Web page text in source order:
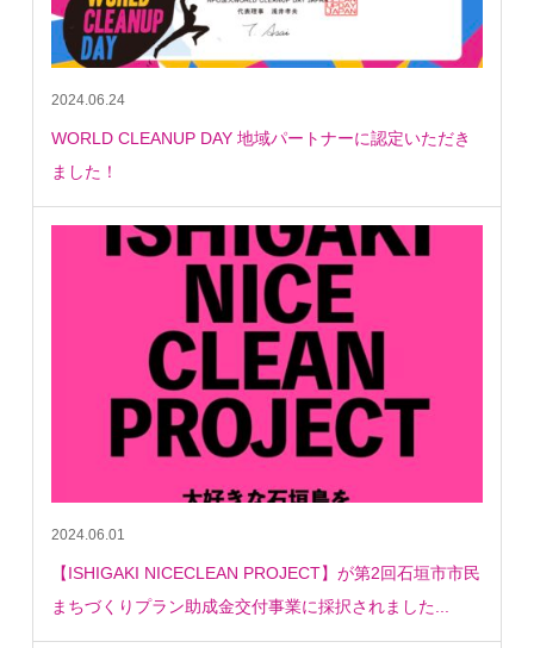
2024.06.24
WORLD CLEANUP DAY 地域パートナーに認定いただき
ました！
2024.06.01
【ISHIGAKI NICECLEAN PROJECT】が第2回石垣市市民
まちづくりプラン助成金交付事業に採択されました...